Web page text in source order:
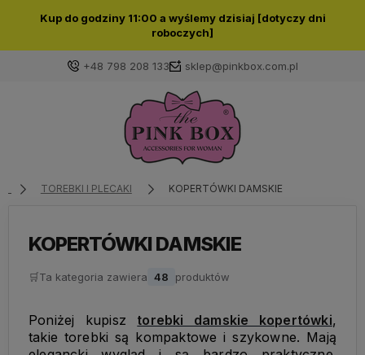
Kup do godziny 11:00 a wyślemy dzisiaj [dotyczy dni
roboczych]
+48 798 208 133 sklep@pinkbox.com.pl
Zaloguj się
Wybierz coś dla siebie z naszej aktualnej oferty lub
TOREBKI I PLECAKI KOPERTÓWKI DAMSKIE
KOPERTÓWKI DAMSKIE
🛒Ta kategoria zawiera 48 produktów
Poniżej kupisz torebki damskie kopertówki,
takie torebki są kompaktowe i szykowne. Mają